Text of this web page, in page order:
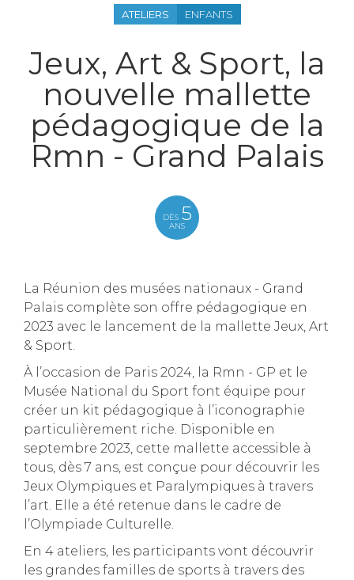
ATELIERS ENFANTS
Jeux, Art & Sport, la
nouvelle mallette
pédagogique de la
Rmn - Grand Palais
DÈS 5
ANS
La Réunion des musées nationaux - Grand
Palais complète son offre pédagogique en
2023 avec le lancement de la mallette Jeux, Art
& Sport.
À l’occasion de Paris 2024, la Rmn - GP et le
Musée National du Sport font équipe pour
créer un kit pédagogique à l’iconographie
particulièrement riche. Disponible en
septembre 2023, cette mallette accessible à
tous, dès 7 ans, est conçue pour découvrir les
Jeux Olympiques et Paralympiques à travers
l’art. Elle a été retenue dans le cadre de
l’Olympiade Culturelle.
En 4 ateliers, les participants vont découvrir
les grandes familles de sports à travers des